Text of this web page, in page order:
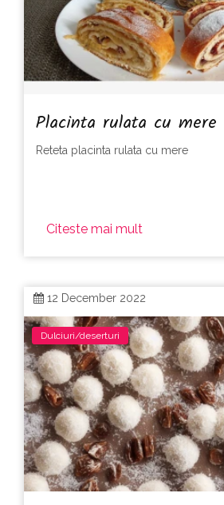
Placinta rulata cu mere
Reteta placinta rulata cu mere
Citeste mai mult
12 December 2022
Dulciuri/deserturi